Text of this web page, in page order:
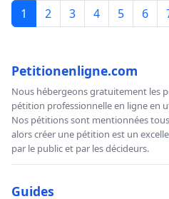
1 2 3 4 5 6
Petitionenligne.com
Nous hébergeons gratuitement les
pétition professionnelle en ligne en
Nos pétitions sont mentionnées
alors créer une pétition est un
par le public et par les décideurs.
Guides